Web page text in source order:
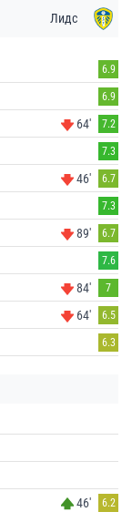
Лидс
6.9
6.9
64' 7.2
7.3
46' 6.7
7.3
89' 6.7
7.6
84' 7
64' 6.5
6.3
46' 6.2